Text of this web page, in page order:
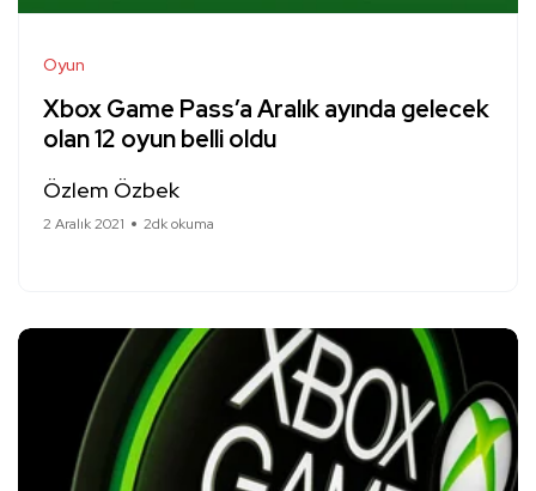
Oyun
Xbox Game Pass’a Aralık ayında gelecek
olan 12 oyun belli oldu
Özlem Özbek
2 Aralık 2021 2dk okuma